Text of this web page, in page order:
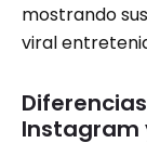
mostrando
viral
Instagram